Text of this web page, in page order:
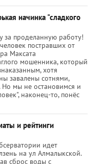
начинка "сладкого
за проделанную работу!
постравших от
Максата
мошенника, который
хотя
завалены сотнями,
Но мы не остановимся и
наконец-то, понёс
и рейтинги
идет
на ул Алмалыкской.
сброс воды с